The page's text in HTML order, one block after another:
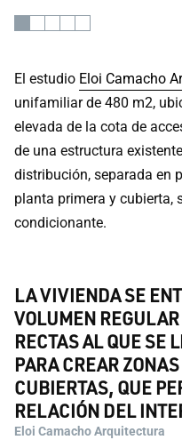
El estudio Eloi Camacho
unifamiliar de 480 m2,
elevada de la cota de
de una estructura
distribución, separada en
planta primera y cubierta,
condicionante.
LA VIVIENDA SE
VOLUMEN
RECTAS AL QUE SE
PARA CREAR
CUBIERTAS, QUE
RELACIÓN DEL
Eloi Camacho Arquitectura